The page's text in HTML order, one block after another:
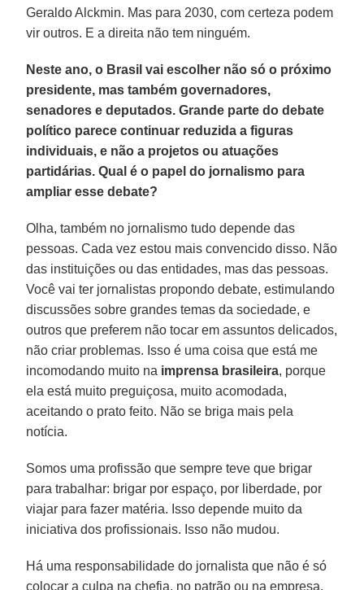
Geraldo Alckmin. Mas para 2030, com certeza podem
vir outros. E a direita não tem ninguém.
Neste ano, o Brasil vai escolher não só o próximo
presidente, mas também governadores,
senadores e deputados. Grande parte do debate
político parece continuar reduzida a figuras
individuais, e não a projetos ou atuações
partidárias. Qual é o papel do jornalismo para
ampliar esse debate?
Olha, também no jornalismo tudo depende das
pessoas. Cada vez estou mais convencido disso. Não
das instituições ou das entidades, mas das pessoas.
Você vai ter jornalistas propondo debate, estimulando
discussões sobre grandes temas da sociedade, e
outros que preferem não tocar em assuntos delicados,
não criar problemas. Isso é uma coisa que está me
incomodando muito na imprensa brasileira, porque
ela está muito preguiçosa, muito acomodada,
aceitando o prato feito. Não se briga mais pela
notícia.
Somos uma profissão que sempre teve que brigar
para trabalhar: brigar por espaço, por liberdade, por
viajar para fazer matéria. Isso depende muito da
iniciativa dos profissionais. Isso não mudou.
Há uma responsabilidade do jornalista que não é só
colocar a culpa na chefia, no patrão ou na empresa.